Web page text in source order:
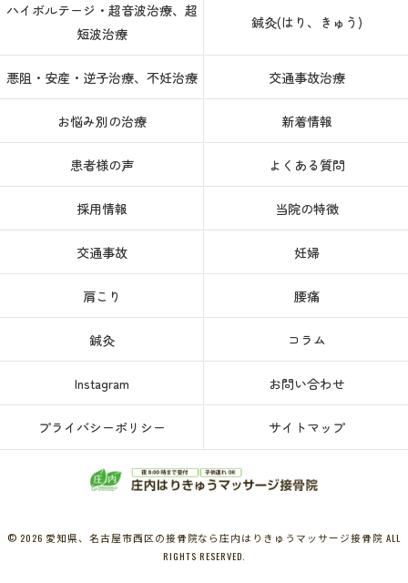
ハイボルテージ・超音波治療、超
短波治療
鍼灸(はり、きゅう)
悪阻・安産・逆子治療、不妊治療 交通事故治療
お悩み別の治療 新着情報
患者様の声 よくある質問
採用情報 当院の特徴
交通事故 妊婦
肩こり 腰痛
鍼灸 コラム
Instagram お問い合わせ
プライバシーポリシー サイトマップ
© 2026 愛知県、名古屋市西区の接骨院なら庄内はりきゅうマッサージ接骨院 ALL
RIGHTS RESERVED.